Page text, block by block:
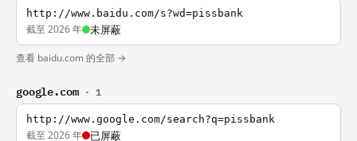
http://www.baidu.com/s?wd=pissbank
截至 2026 年 未屏蔽
查看 baidu.com 的全部 →
google.com · 1
http://www.google.com/search?q=pissbank
截至 2026 年 已屏蔽